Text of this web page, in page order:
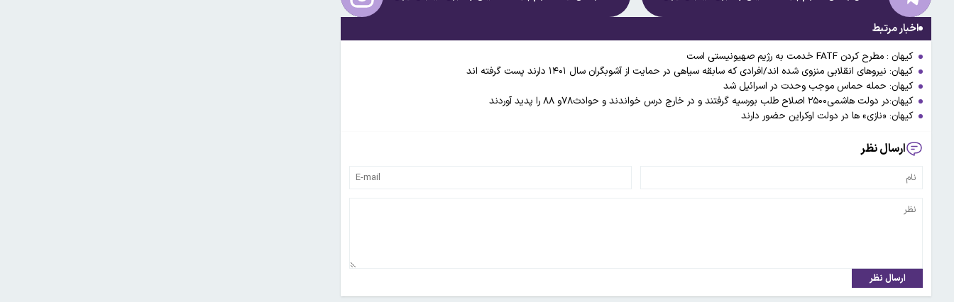
اخبار مرتبط
کیهان : مطرح کردن FATF خدمت به رژیم صهیونیستی است
کیهان: نیروهای انقلابی منزوی شده اند/افرادی که سابقه سیاهی در حمایت از آشوبگران سال ۱۴۰۱ دارند پست گرفته اند
کیهان: حمله حماس موجب وحدت در اسرائیل شد
کیهان:در دولت هاشمی۲۵۰۰ اصلاح طلب بورسیه گرفتند و در خارج درس خواندند و حوادث۷۸و ۸۸ را پدید آوردند
کیهان: «نازی» ها در دولت اوکراین حضور دارند
ارسال نظر
ارسال نظر